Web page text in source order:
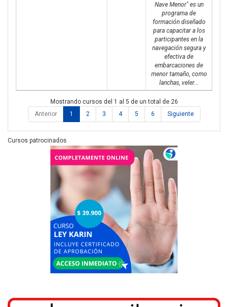
Nave Menor" es un
programa de
formación diseñado
para capacitar a los
participantes en la
navegación segura y
efectiva de
embarcaciones de
menor tamaño, como
lanchas, veler...
Mostrando cursos del 1 al 5 de un total de 26
Anterior
1 2 3 4 5 6 Siguiente
Cursos patrocinados